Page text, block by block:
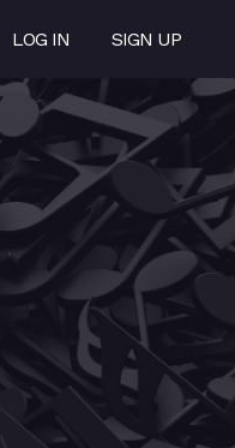
LOG IN SIGN UP